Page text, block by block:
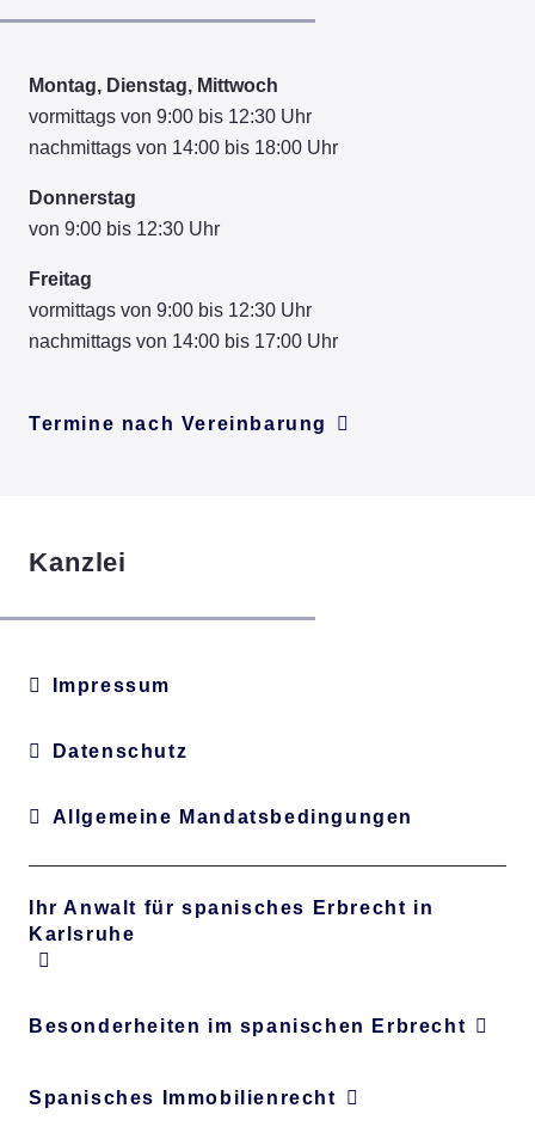
Montag, Dienstag, Mittwoch
vormittags von 9:00 bis 12:30 Uhr
nachmittags von 14:00 bis 18:00 Uhr
Donnerstag
von 9:00 bis 12:30 Uhr
Freitag
vormittags von 9:00 bis 12:30 Uhr
nachmittags von 14:00 bis 17:00 Uhr
Termine nach Vereinbarung
Kanzlei
Impressum
Datenschutz
Allgemeine Mandatsbedingungen
Ihr Anwalt für spanisches Erbrecht in
Karlsruhe
Besonderheiten im spanischen Erbrecht
Spanisches Immobilienrecht